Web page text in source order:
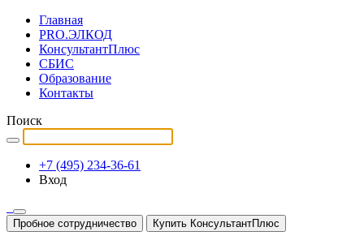
Главная
PRO.ЭЛКОД
КонсультантПлюс
СБИС
Образование
Контакты
Поиск
+7 (495) 234-36-61
Вход
Пробное сотрудничество Купить КонсультантПлюс